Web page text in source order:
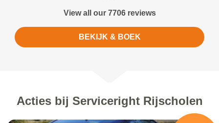
View all our 7706 reviews
BEKIJK & BOEK
Acties bij Serviceright Rijscholen